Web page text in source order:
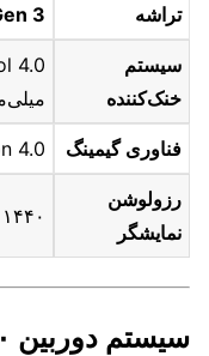
تراشه 3
سیستم
خنک‌کننده
فناوری گیمینگ 4.0
رزولوشن
نمایشگر
۱۴۴۰ در ۳۲۰۰ پیکسل (